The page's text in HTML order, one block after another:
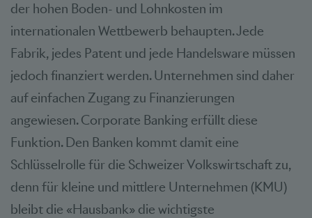
der hohen Boden- und Lohnkosten im
internationalen Wettbewerb behaupten. Jede
Fabrik, jedes Patent und jede Handelsware müssen
jedoch finanziert werden. Unternehmen sind daher
auf einfachen Zugang zu Finanzierungen
angewiesen. Corporate Banking erfüllt diese
Funktion. Den Banken kommt damit eine
Schlüsselrolle für die Schweizer Volkswirtschaft zu,
denn für kleine und mittlere Unternehmen (KMU)
bleibt die «Hausbank» die wichtigste